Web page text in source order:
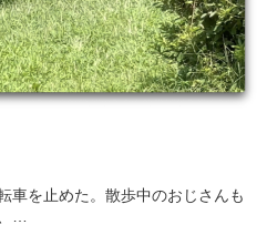
車を止めた。散歩中のおじさんも
…